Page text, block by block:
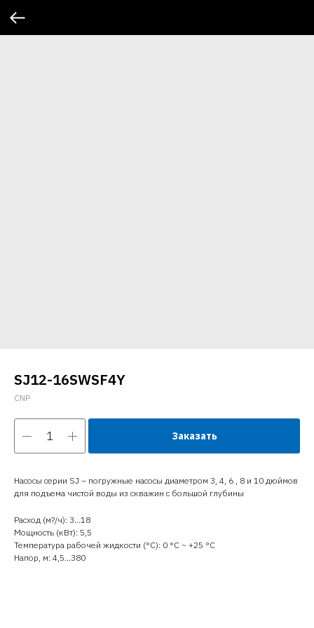
SJ12-16SWSF4Y
CNP
Заказать
Насосы серии SJ – погружные насосы диаметром 3, 4, 6 , 8 и 10 дюймов
для подъема чистой воды из скважин с большой глубины
Расход (м?/ч): 3…18
Мощность (кВт): 5,5
Температура рабочей жидкости (°C): 0 °С ~ +25 °С
Напор, м: 4,5…380